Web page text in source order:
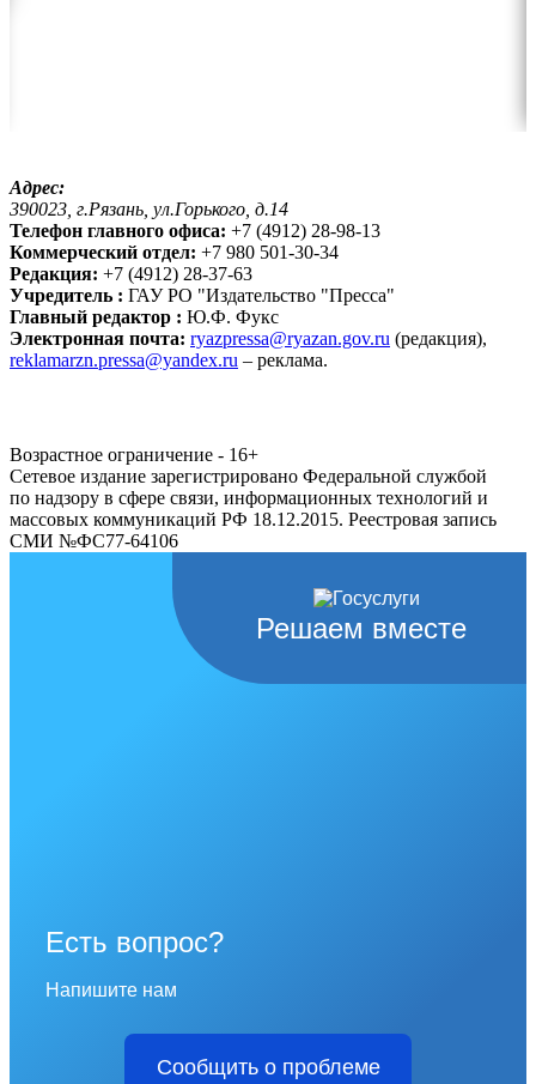
Адрес:
390023, г.Рязань, ул.Горького, д.14
Телефон главного офиса: +7 (4912) 28-98-13
Коммерческий отдел: +7 980 501-30-34
Редакция: +7 (4912) 28-37-63
Учредитель : ГАУ РО "Издательство "Пресса"
Главный редактор : Ю.Ф. Фукс
Электронная почта: ryazpressa@ryazan.gov.ru (редакция),
reklamarzn.pressa@yandex.ru – реклама.
Возрастное ограничение - 16+
Сетевое издание зарегистрировано Федеральной службой
по надзору в сфере связи, информационных технологий и
массовых коммуникаций РФ 18.12.2015. Реестровая запись
СМИ №ФС77-64106
Решаем вместе
Есть вопрос?
Напишите нам
Сообщить о проблеме